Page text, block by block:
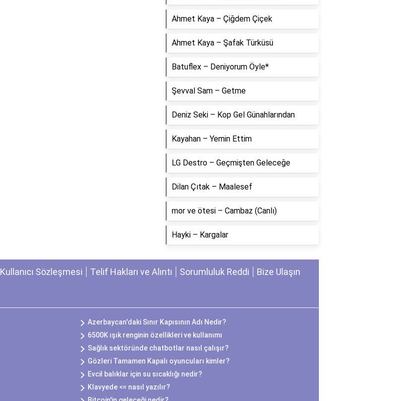
Ahmet Kaya – Çiğdem Çiçek
Ahmet Kaya – Şafak Türküsü
Batuflex – Deniyorum Öyle*
Şevval Sam – Getme
Deniz Seki – Kop Gel Günahlarından
Kayahan – Yemin Ettim
LG Destro – Geçmişten Geleceğe
Dilan Çıtak – Maalesef
​mor ve ötesi – Cambaz (Canlı)
Hayki – Kargalar
Kullanıcı Sözleşmesi Telif Hakları ve Alıntı Sorumluluk Reddi Bize Ulaşın
Azerbaycan'daki Sınır Kapısının Adı Nedir?
6500K ışık renginin özellikleri ve kullanımı
Sağlık sektöründe chatbotlar nasıl çalışır?
Gözleri Tamamen Kapalı oyuncuları kimler?
Evcil balıklar için su sıcaklığı nedir?
Klavyede <= nasıl yazılır?